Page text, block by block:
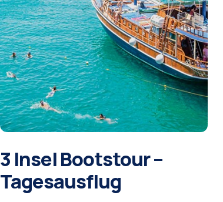
3 Insel Bootstour –
Tagesausflug